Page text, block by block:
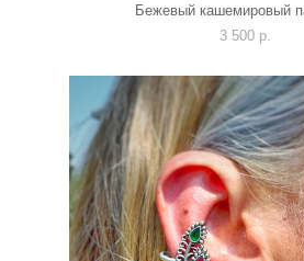
Бежевый кашемировый
3 500 p.